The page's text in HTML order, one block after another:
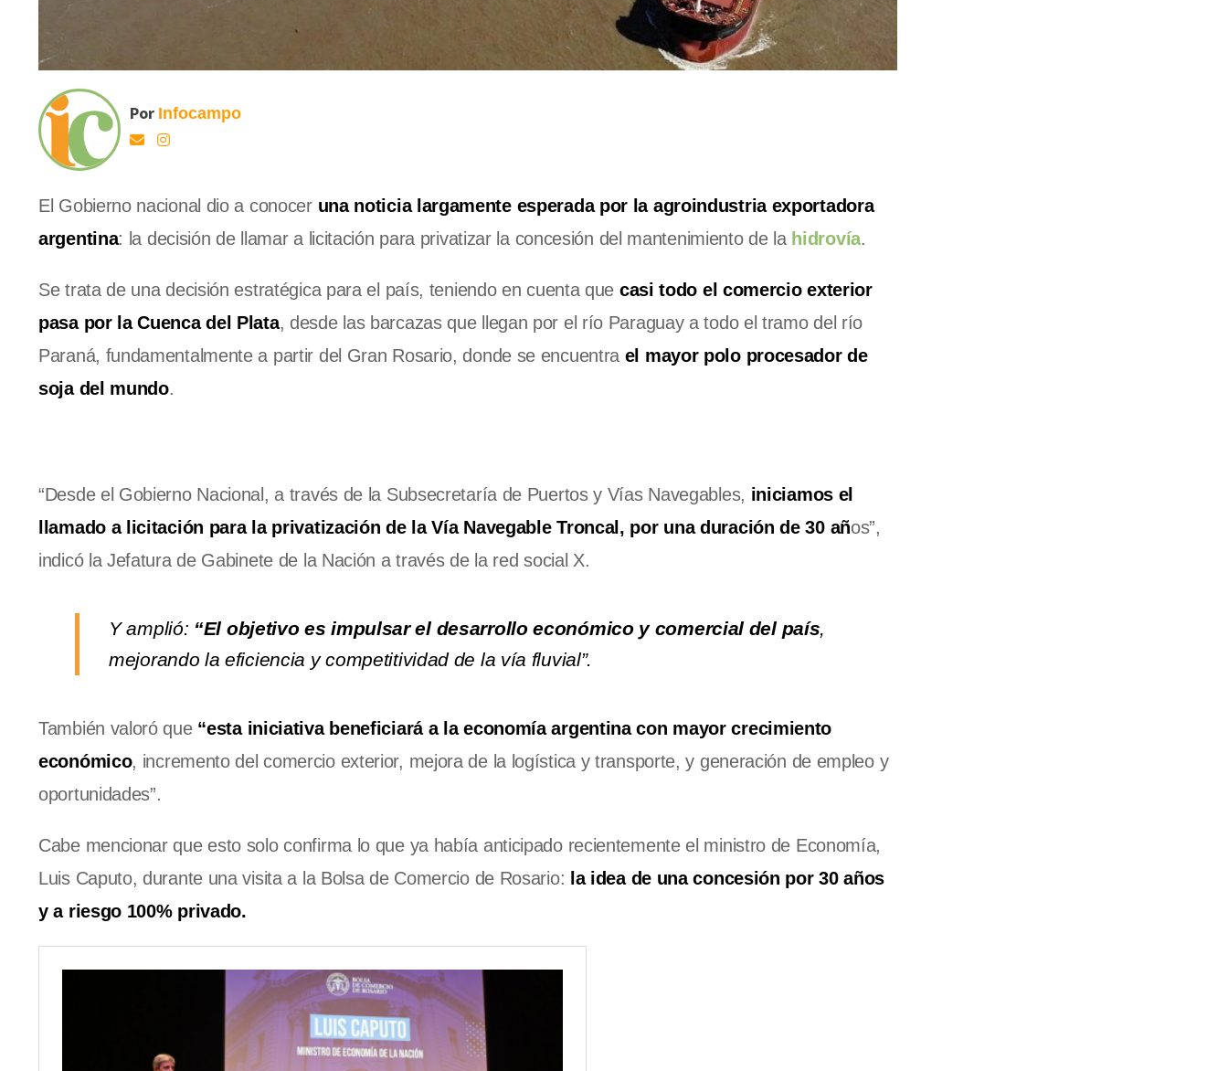
Por Infocampo
El Gobierno nacional dio a conocer una noticia largamente esperada por la agroindustria exportadora
argentina: la decisión de llamar a licitación para privatizar la concesión del mantenimiento de la hidrovía.
Se trata de una decisión estratégica para el país, teniendo en cuenta que casi todo el comercio exterior
pasa por la Cuenca del Plata, desde las barcazas que llegan por el río Paraguay a todo el tramo del río
Paraná, fundamentalmente a partir del Gran Rosario, donde se encuentra el mayor polo procesador de
soja del mundo.
“Desde el Gobierno Nacional, a través de la Subsecretaría de Puertos y Vías Navegables, iniciamos el
llamado a licitación para la privatización de la Vía Navegable Troncal, por una duración de 30 años”,
indicó la Jefatura de Gabinete de la Nación a través de la red social X.
Y amplió: “El objetivo es impulsar el desarrollo económico y comercial del país,
mejorando la eficiencia y competitividad de la vía fluvial”.
También valoró que “esta iniciativa beneficiará a la economía argentina con mayor crecimiento
económico, incremento del comercio exterior, mejora de la logística y transporte, y generación de empleo y
oportunidades”.
Cabe mencionar que esto solo confirma lo que ya había anticipado recientemente el ministro de Economía,
Luis Caputo, durante una visita a la Bolsa de Comercio de Rosario: la idea de una concesión por 30 años
y a riesgo 100% privado.